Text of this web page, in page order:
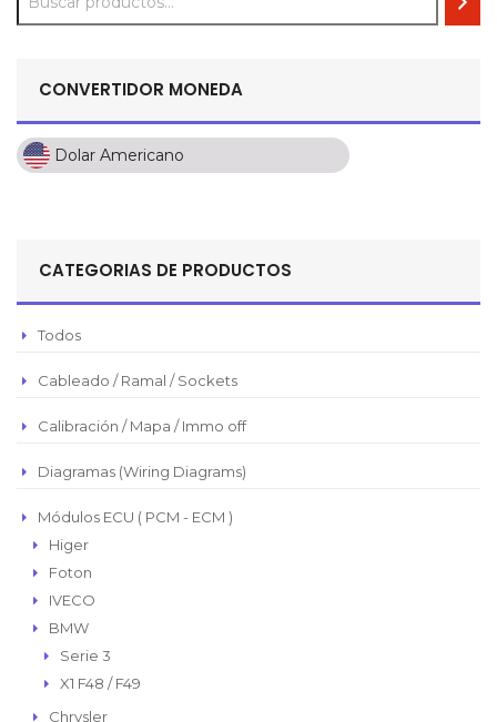
CONVERTIDOR MONEDA
Dolar Americano
Dolar Americano
Pesos Mexicanos
Euro
Real Brasilero
CATEGORIAS DE PRODUCTOS
Todos
Cableado / Ramal / Sockets
Calibración / Mapa / Immo off
Diagramas (Wiring Diagrams)
Módulos ECU ( PCM - ECM )
Higer
Foton
IVECO
BMW
Serie 3
X1 F48 / F49
Chrysler